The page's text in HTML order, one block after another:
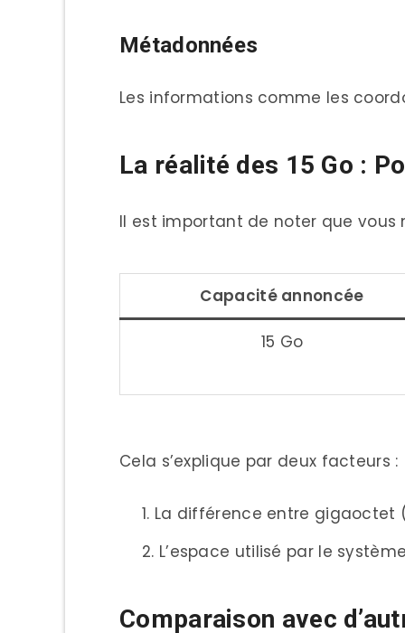
Métadonnées
Les informations comme les
La réalité des 15 Go :
Il est important de noter que vous
Capacité annoncée
15 Go
Cela s’explique par deux facteurs :
La différence entre gigaoctet
L’espace utilisé par le
Comparaison avec